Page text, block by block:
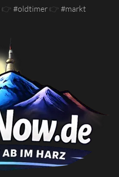
👉 #oldtimer 👉 #markt